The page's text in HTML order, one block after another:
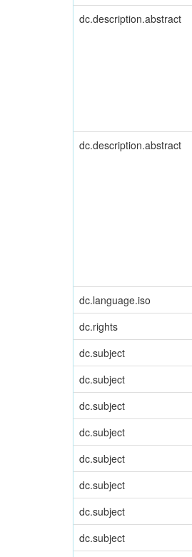
dc.description.abstract
dc.description.abstract
dc.language.iso
dc.rights
dc.subject
dc.subject
dc.subject
dc.subject
dc.subject
dc.subject
dc.subject
dc.subject